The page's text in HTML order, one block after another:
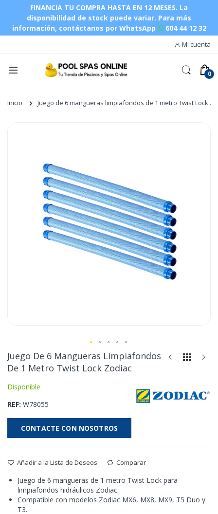
FINANCIA TU COMPRA HASTA EN 12 MESES. La
disponibilidad de stock puede variar. Para más
información, contáctanos por WhatsApp
604 44 12 32
Mi cuenta
Inicio Juego de 6 mangueras limpiafondos de 1 metro Twist Lock
Saltar
al
de
galería
de
imágenes
Juego De 6 Mangueras Limpiafondos
De 1 Metro Twist Lock Zodiac
Disponible
REF W78055
CONTACTE CON NOSOTROS
Añadir a la Lista de Deseos Comparar
Juego de 6 mangueras de 1 metro Twist Lock para
limpiafondos hidráulicos Zodiac.
Compatible con modelos Zodiac MX6, MX8, MX9, T5 Duo y
T3.